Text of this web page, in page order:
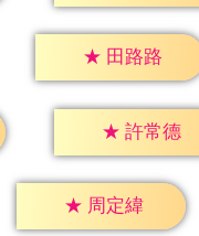
★ 田路路
★ 許常德
★ 周定緯